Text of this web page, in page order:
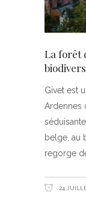
La forêt
Givet est
Ardennes
belge, au
regorge
24